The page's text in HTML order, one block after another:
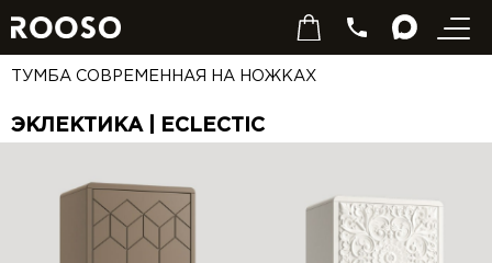
ТУМБА СОВРЕМЕННАЯ НА НОЖКАХ
ЭКЛЕКТИКА | ECLECTIC